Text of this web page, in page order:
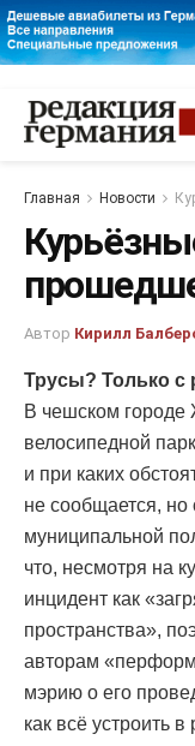
Главная Новости
Автор Кирилл
Трусы? Только с
В чешском городе
велосипедной
и при каких
не сообщается, но
муниципальной
что, несмотря на
инцидент как
пространства»,
авторам
мэрию о его
как всё устроить в